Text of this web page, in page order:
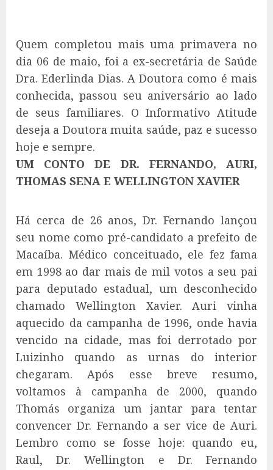
Quem completou mais uma primavera no
dia 06 de maio, foi a ex-secretária de Saúde
Dra. Ederlinda Dias. A Doutora como é mais
conhecida, passou seu aniversário ao lado
de seus familiares. O Informativo Atitude
deseja a Doutora muita saúde, paz e sucesso
hoje e sempre.
UM CONTO DE DR. FERNANDO, AURI,
THOMAS SENA E WELLINGTON XAVIER
Há cerca de 26 anos, Dr. Fernando lançou
seu nome como pré-candidato a prefeito de
Macaíba. Médico conceituado, ele fez fama
em 1998 ao dar mais de mil votos a seu pai
para deputado estadual, um desconhecido
chamado Wellington Xavier. Auri vinha
aquecido da campanha de 1996, onde havia
vencido na cidade, mas foi derrotado por
Luizinho quando as urnas do interior
chegaram. Após esse breve resumo,
voltamos à campanha de 2000, quando
Thomás organiza um jantar para tentar
convencer Dr. Fernando a ser vice de Auri.
Lembro como se fosse hoje: quando eu,
Raul, Dr. Wellington e Dr. Fernando